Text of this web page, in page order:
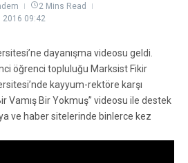
2 Mins Read
2016 09:42
dayanışma videosu geldi.
öğrenci topluluğu Marksist Fikir
kayyum-rektöre karşı
Vamış Bir Yokmuş” videosu ile destek
ve haber sitelerinde binlerce kez